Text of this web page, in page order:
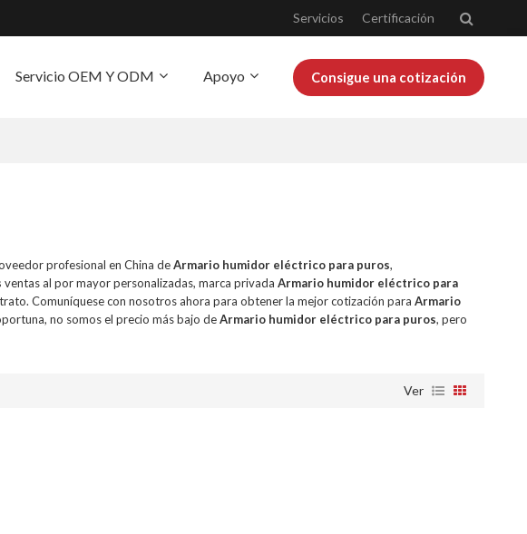
Servicios Certificación
Servicio OEM Y ODM Apoyo Consigue una cotización
profesional en China deArmario humidor eléctrico para puros,
ventas al por mayor personalizadas, marca privadaArmario humidor eléctrico para
Comuníquese con nosotros ahora para obtener la mejor cotización paraArmario
no somos el precio más bajo deArmario humidor eléctrico para puros, pero
Ver